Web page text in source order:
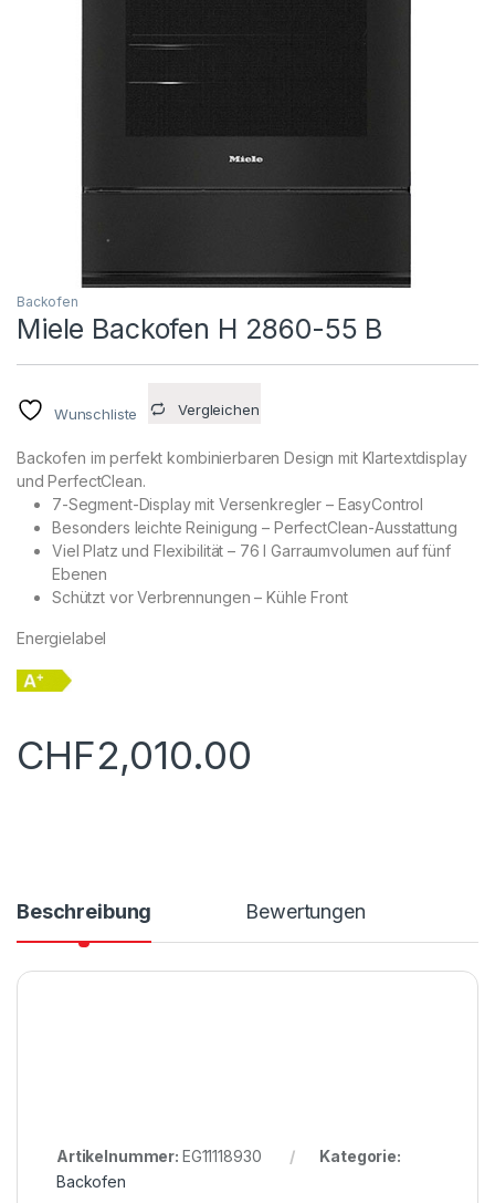
Backofen
Miele Backofen H 2860-55 B
Wunschliste Vergleichen
Backofen im perfekt kombinierbaren Design mit Klartextdisplay
und PerfectClean.
7-Segment-Display mit Versenkregler – EasyControl
Besonders leichte Reinigung – PerfectClean-Ausstattung
Viel Platz und Flexibilität – 76 l Garraumvolumen auf fünf
Ebenen
Schützt vor Verbrennungen – Kühle Front
Energielabel
CHF2,010.00
Beschreibung Bewertungen
Artikelnummer: EG11118930
Kategorie:
Backofen